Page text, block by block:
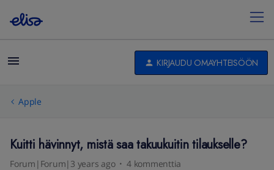
KIRJAUDU OMAYHTEISÖÖN
Apple
Kuitti hävinnyt, mistä saa takuukuitin tilaukselle?
Forum|Forum|3 years ago 4 kommenttia